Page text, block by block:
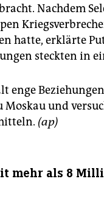
Nachdem
hatte, erklärte
steckten in
enge
Moskau und
(ap)
mehr als 8